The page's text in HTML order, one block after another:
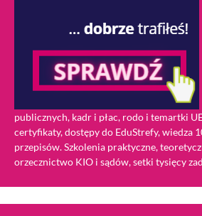
publicznych, kadr i płac, rodo i temartki
certyfikaty, dostępy do EduStrefy, wiedza
przepisów. Szkolenia praktyczne,
orzecznictwo KIO i sądów, setki tysięcy